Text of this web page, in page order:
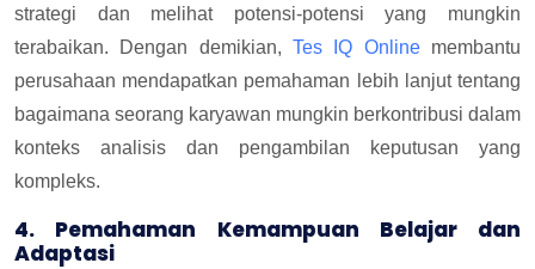
strategi dan melihat potensi-potensi yang mungkin
terabaikan. Dengan demikian, Tes IQ Onlinemembantu
perusahaan mendapatkan pemahaman lebih lanjut tentang
bagaimana seorang karyawan mungkin berkontribusi dalam
konteks analisis dan pengambilan keputusan yang
kompleks.
4. Pemahaman Kemampuan Belajar dan
Adaptasi